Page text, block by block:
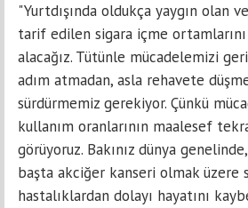
"Yurtdışında oldukça yaygın olan
tarif edilen sigara içme
alacağız. Tütünle mücadelemizi
adım atmadan, asla rehavete
sürdürmemiz gerekiyor. Çünkü
kullanım oranlarının maalesef
görüyoruz. Bakınız dünya
başta akciğer kanseri olmak üzere
hastalıklardan dolayı hayatını